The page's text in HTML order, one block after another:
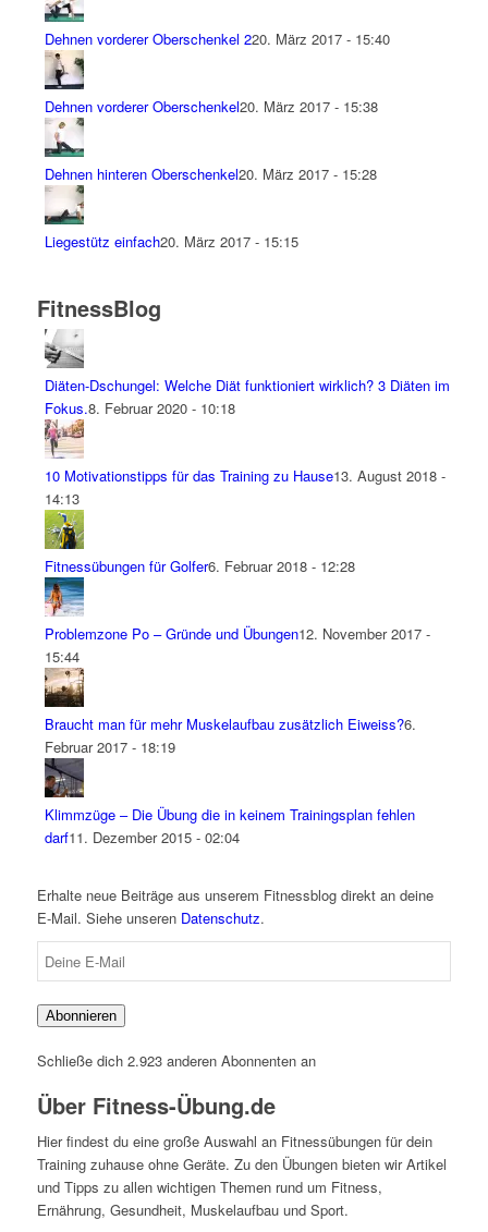
Dehnen vorderer Oberschenkel 220. März 2017 - 15:40
Dehnen vorderer Oberschenkel20. März 2017 - 15:38
Dehnen hinteren Oberschenkel20. März 2017 - 15:28
Liegestütz einfach20. März 2017 - 15:15
FitnessBlog
Diäten-Dschungel: Welche Diät funktioniert wirklich? 3 Diäten im
Fokus.8. Februar 2020 - 10:18
10 Motivationstipps für das Training zu Hause13. August 2018 -
14:13
Fitnessübungen für Golfer6. Februar 2018 - 12:28
Problemzone Po – Gründe und Übungen12. November 2017 -
15:44
Braucht man für mehr Muskelaufbau zusätzlich Eiweiss?6.
Februar 2017 - 18:19
Klimmzüge – Die Übung die in keinem Trainingsplan fehlen
darf11. Dezember 2015 - 02:04
Erhalte neue Beiträge aus unserem Fitnessblog direkt an deine
E-Mail. Siehe unseren Datenschutz.
Abonnieren
Schließe dich 2.923 anderen Abonnenten an
Über Fitness-Übung.de
Hier findest du eine große Auswahl an Fitnessübungen für dein
Training zuhause ohne Geräte. Zu den Übungen bieten wir Artikel
und Tipps zu allen wichtigen Themen rund um Fitness,
Ernährung, Gesundheit, Muskelaufbau und Sport.